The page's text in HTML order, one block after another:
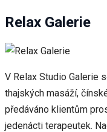
Relax Galerie
V Relax Studio Galerie
thajských masáží,
předáváno klientům
jedenácti terapeutek.